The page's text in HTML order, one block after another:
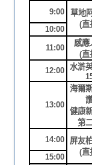
9:00
草地
(直
10:00
11:00
感應
(直
12:00 水滸
13:00
海爾
健康
第
14:00
屏友
(直
15:00